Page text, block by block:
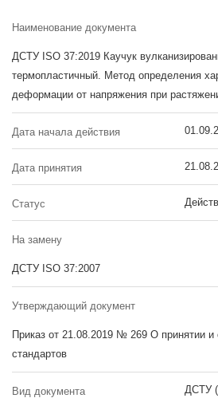
Наименование документа
ДСТУ ISO 37:2019 Каучук
термопластичный. Метод определения
деформации от напряжения при
Дата начала действия
Дата принятия
Статус
На замену
ДСТУ ISO 37:2007
Утверждающий документ
Приказ от 21.08.2019 № 269 О принятии и
стандартов
Вид документа
ДСТУ